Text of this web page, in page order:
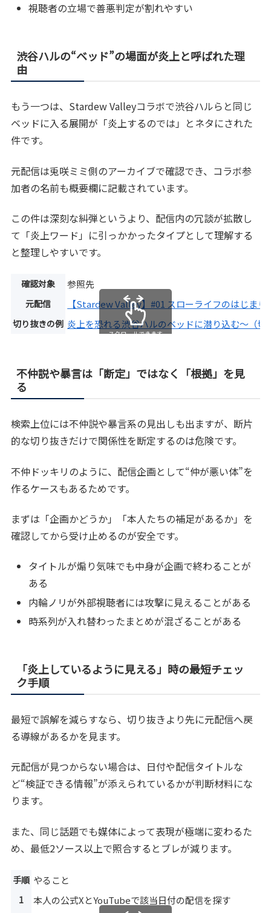
視聴者の立場で善悪判定が割れやすい
渋谷ハルの“ベッド”の場面が炎上と呼ばれた理
由
もう一つは、Stardew Valleyコラボで渋谷ハルらと同じ
ベッドに入る展開が「炎上するのでは」とネタにされた
件です。
元配信は兎咲ミミ側のアーカイブで確認でき、コラボ参
加者の名前も概要欄に記載されています。
この件は深刻な糾弾というより、配信内の冗談が拡散し
て「炎上ワード」に引っかかったタイプとして理解する
と整理しやすいです。
確認対象 参照先
元配信 【Stardew Valley】#01 スローライフのはじま
切り抜きの例 炎上を恐れる渋谷ハルのベッドに潜り込む〜（切
スクロールできます
不仲説や暴言は「断定」ではなく「根拠」を見
る
検索上位には不仲説や暴言系の見出しも出ますが、断片
的な切り抜きだけで関係性を断定するのは危険です。
不仲ドッキリのように、配信企画として“仲が悪い体”を
作るケースもあるためです。
まずは「企画かどうか」「本人たちの補足があるか」を
確認してから受け止めるのが安全です。
タイトルが煽り気味でも中身が企画で終わることが
ある
内輪ノリが外部視聴者には攻撃に見えることがある
時系列が入れ替わったまとめが混ざることがある
「炎上しているように見える」時の最短チェッ
ク手順
最短で誤解を減らすなら、切り抜きより先に元配信へ戻
る導線があるかを見ます。
元配信が見つからない場合は、日付や配信タイトルな
ど“検証できる情報”が添えられているかが判断材料にな
ります。
また、同じ話題でも媒体によって表現が極端に変わるた
め、最低2ソース以上で照合するとブレが減ります。
手順 やること
1 本人の公式XとYouTubeで該当日付の配信を探す